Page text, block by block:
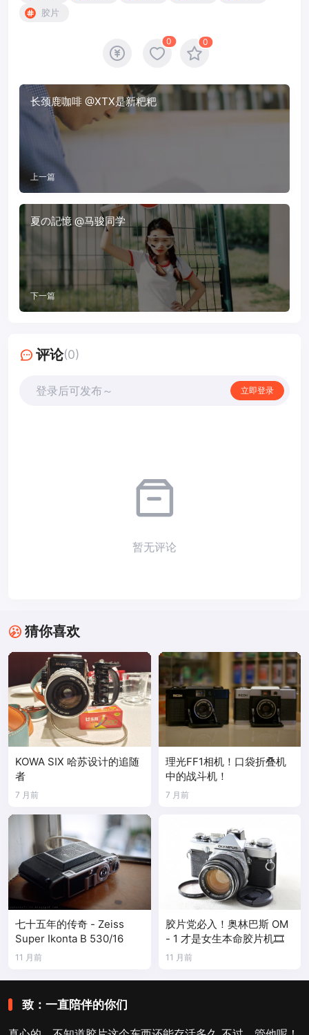
胶片
0 0
长颈鹿咖啡 @XTX是新粑粑
上一篇
夏の記憶 @马骏同学
下一篇
评论(0)
登录后可发布～ 立即登录
暂无评论
猜你喜欢
KOWA SIX 哈苏设计的追随
者
7 月前
理光FF1相机！口袋折叠机
中的战斗机！
7 月前
七十五年的传奇 - Zeiss
Super Ikonta B 530/16
11 月前
胶片党必入！奥林巴斯 OM
- 1 才是女生本命胶片机🎞️
11 月前
致：一直陪伴的你们